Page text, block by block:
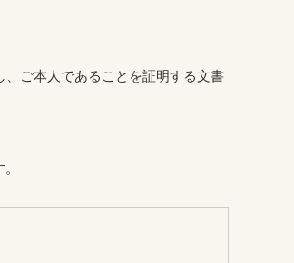
ご本人であることを証明する文書